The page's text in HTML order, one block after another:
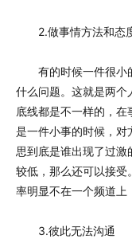
2.做事情方法和态
有的时候一件很小
什么问题。这就是两个
底线都是不一样的，
是一件小事的时候，对
思到底是谁出现了过
较低，那么还可以接受
率明显不在一个频道上
3.彼此无法沟通